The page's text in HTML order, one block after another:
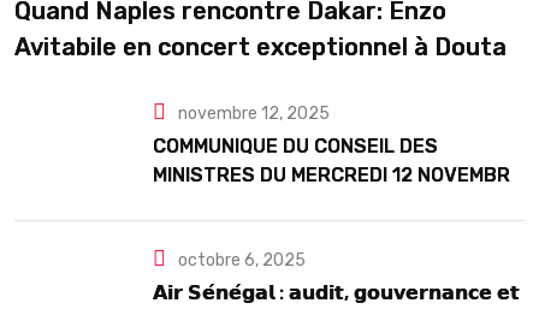
Quand Naples rencontre Dakar: Enzo
Avitabile en concert exceptionnel à Douta
novembre 12, 2025
COMMUNIQUE DU CONSEIL DES
MINISTRES DU MERCREDI 12 NOVEMBRE
octobre 6, 2025
𝗔𝗶𝗿 𝗦𝗲́𝗻𝗲́𝗴𝗮𝗹 : 𝗮𝘂𝗱𝗶𝘁, 𝗴𝗼𝘂𝘃𝗲𝗿𝗻𝗮𝗻𝗰𝗲 𝗲𝘁